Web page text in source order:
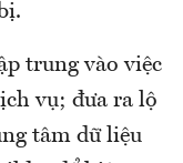
trung vào việc
vụ; đưa ra lộ
tâm dữ liệu